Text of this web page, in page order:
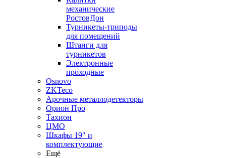
механические
РостовДон
Турникеты-триподы
для помещений
Штанги для
турникетов
Электронные
проходные
Osnovo
ZKTeco
Арочные металлодетекторы
Орион Про
Тахион
ЦМО
Шкафы 19" и
комплектующие
Ещё